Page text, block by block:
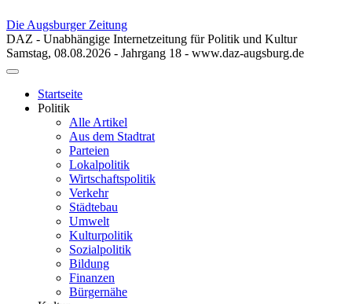
Die Augsburger Zeitung
DAZ - Unabhängige Internetzeitung für Politik und Kultur
Samstag, 08.08.2026 - Jahrgang 18 - www.daz-augsburg.de
Toggle
navigationStartseite
Politik
Alle Artikel
Aus dem Stadtrat
Parteien
Lokalpolitik
Wirtschaftspolitik
Verkehr
Städtebau
Umwelt
Kulturpolitik
Sozialpolitik
Bildung
Finanzen
Bürgernähe